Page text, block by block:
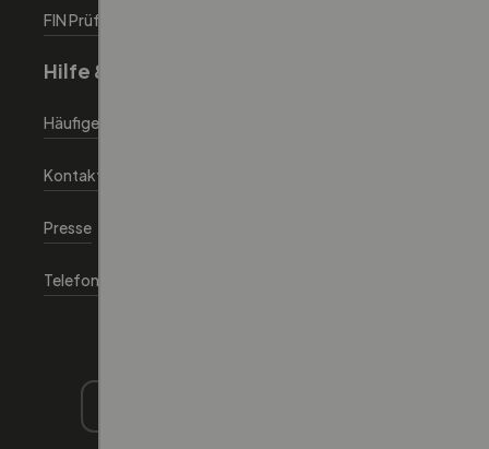
FIN Prüfen tool
Hilfe & Information
Häufige Fragen
Kontaktiere uns
Presse
Telefon: +43 720 881186